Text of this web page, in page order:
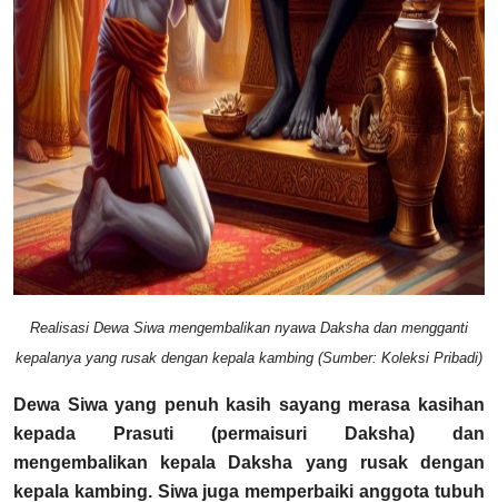
Realisasi Dewa Siwa mengembalikan nyawa Daksha dan mengganti
kepalanya yang rusak dengan kepala kambing (Sumber: Koleksi Pribadi)
Dewa Siwa yang penuh kasih sayang merasa kasihan
kepada Prasuti (permaisuri Daksha) dan
mengembalikan kepala Daksha yang rusak dengan
kepala kambing. Siwa juga memperbaiki anggota tubuh